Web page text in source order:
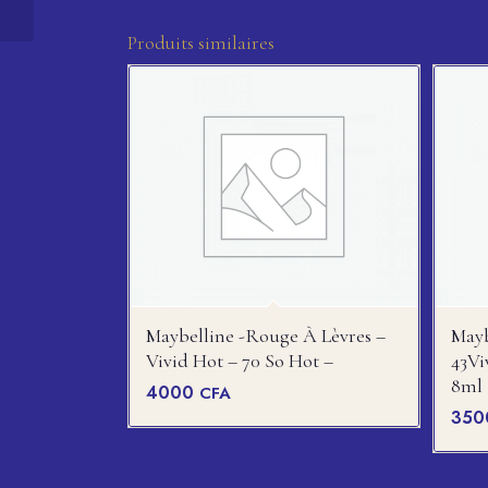
Produits similaires
Maybelline -rouge À Lèvres –
Vivid Hot – 70 So Hot –
4000 CFA
8ml